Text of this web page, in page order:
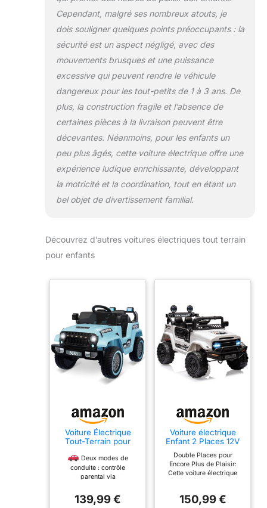
Cependant, malgré ses nombreux atouts, je
dois souligner quelques points préoccupants : la
sécurité est un aspect négligé, avec des
mouvements brusques et une puissance
excessive qui peuvent rendre le véhicule
dangereux pour les tout-petits de 1 à 3 ans. De
plus, la construction fragile et l’absence de
certaines pièces à la livraison peuvent être
décevantes. Néanmoins, pour les enfants un
peu plus âgés, cette voiture électrique offre une
expérience ludique enrichissante, développant
la motricité et la coordination, tout en étant un
bel objet de divertissement familial.
Découvrez d’autres voitures électriques tout terrain
pour enfants
Voiture Électrique
Tout-Terrain pour
Double Moteur 25 W
x 2, 4 Roues, pour 3
À 6 Ans, Charge Max
Européen 12V500MA
Deux modes de
conduite : contrôle
parental via
conduite autonome par
l’enfant avec volant et
139,99 €
Voiture électrique
Enfant 2 Places 12V
Parentale,4x4
électrique Enfant
avec
axon,Phares LED,2
Moteurs,Voiture
Double Places pour
Encore Plus de Plaisir:
Cette voiture électrique
aventuriers de partager
150,99 €